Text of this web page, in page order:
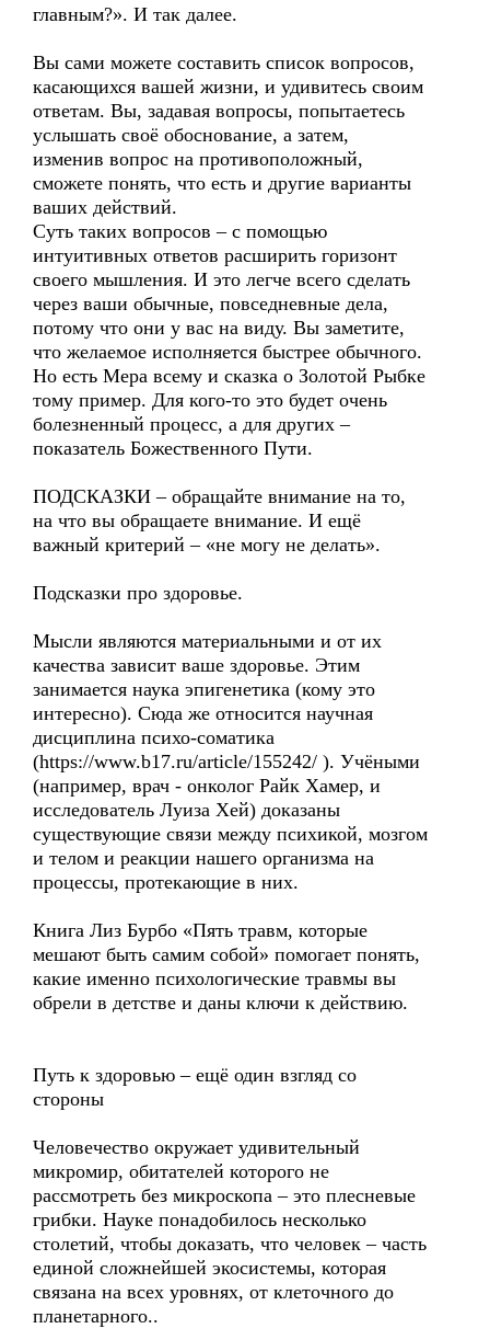
главным?». И так далее.
Вы сами можете составить список вопросов,
касающихся вашей жизни, и удивитесь своим
ответам. Вы, задавая вопросы, попытаетесь
услышать своё обоснование, а затем,
изменив вопрос на противоположный,
сможете понять, что есть и другие варианты
ваших действий.
Суть таких вопросов – с помощью
интуитивных ответов расширить горизонт
своего мышления. И это легче всего сделать
через ваши обычные, повседневные дела,
потому что они у вас на виду. Вы заметите,
что желаемое исполняется быстрее обычного.
Но есть Мера всему и сказка о Золотой Рыбке
тому пример. Для кого-то это будет очень
болезненный процесс, а для других –
показатель Божественного Пути.
ПОДСКАЗКИ – обращайте внимание на то,
на что вы обращаете внимание. И ещё
важный критерий – «не могу не делать».
Подсказки про здоровье.
Мысли являются материальными и от их
качества зависит ваше здоровье. Этим
занимается наука эпигенетика (кому это
интересно). Сюда же относится научная
дисциплина психо-соматика
(https://www.b17.ru/article/155242/ ). Учёными
(например, врач - онколог Райк Хамер, и
исследователь Луиза Хей) доказаны
существующие связи между психикой, мозгом
и телом и реакции нашего организма на
процессы, протекающие в них.
Книга Лиз Бурбо «Пять травм, которые
мешают быть самим собой» помогает понять,
какие именно психологические травмы вы
обрели в детстве и даны ключи к действию.
Путь к здоровью – ещё один взгляд со
стороны
Человечество окружает удивительный
микромир, обитателей которого не
рассмотреть без микроскопа – это плесневые
грибки. Науке понадобилось несколько
столетий, чтобы доказать, что человек – часть
единой сложнейшей экосистемы, которая
связана на всех уровнях, от клеточного до
планетарного..